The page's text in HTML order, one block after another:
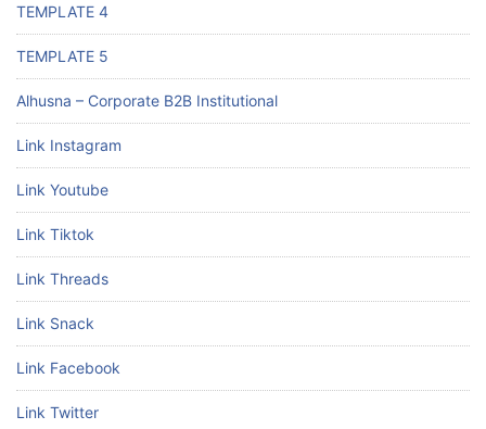
TEMPLATE 4
TEMPLATE 5
Alhusna – Corporate B2B Institutional
Link Instagram
Link Youtube
Link Tiktok
Link Threads
Link Snack
Link Facebook
Link Twitter